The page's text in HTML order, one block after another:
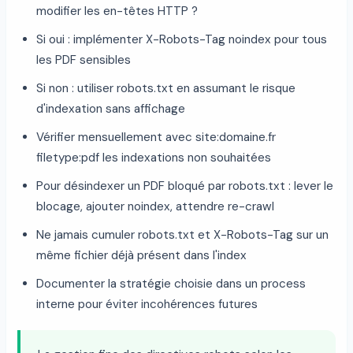
modifier les en-têtes HTTP ?
Si oui : implémenter X-Robots-Tag noindex pour tous
les PDF sensibles
Si non : utiliser robots.txt en assumant le risque
d'indexation sans affichage
Vérifier mensuellement avec site:domaine.fr
filetype:pdf les indexations non souhaitées
Pour désindexer un PDF bloqué par robots.txt : lever le
blocage, ajouter noindex, attendre re-crawl
Ne jamais cumuler robots.txt et X-Robots-Tag sur un
même fichier déjà présent dans l'index
Documenter la stratégie choisie dans un process
interne pour éviter incohérences futures